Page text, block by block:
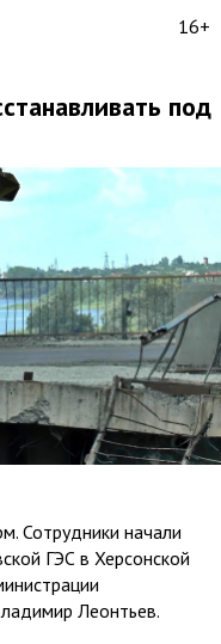
16+
под
Сотрудники начали
ГЭС в Херсонской
Леонтьев.